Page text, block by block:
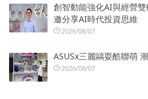
創智動能強化AI與經營
邀分享AI時代投資思維
2026/08/07
ASUSx三麗鷗耍酷聯萌
2026/08/07